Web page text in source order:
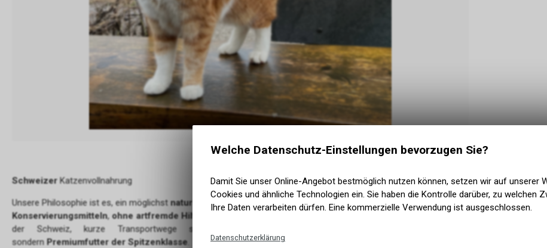
Schweizer Katzenvollnahrung
Unsere Philosophie ist es, ein möglichstnaturbelassenes ökologisches Produkt zu erzeugen, mit
natürlichen
Konservierungsmitteln,ohne artfremde Hilfsstoffe bester Qualität
der Schweiz, kurze Transportwege sind die Folge. Wir machen keine Qualitätskompromisse,
sondern Premiumfutter der Spitzenklasse
Welche Datenschutz-Einstellungen bevorzugen Sie?
Damit Sie unser Online-Angebot bestmöglich nutzen können, setzen wir auf unserer
Cookies und ähnliche Technologien ein. Sie haben die Kontrolle darüber, zu welchen
Ihre Daten verarbeiten dürfen. Eine kommerzielle Verwendung ist ausgeschlossen.
Datenschutzerklärung